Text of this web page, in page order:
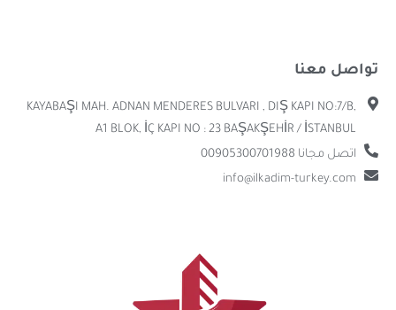
تواصل معنا
KAYABAŞI MAH. ADNAN MENDERES BULVARI , DIŞ KAPI NO:7/B,
A1 BLOK, İÇ KAPI NO : 23 BAŞAKŞEHİR / İSTANBUL
اتصل مجانا 00905300701988
info@ilkadim-turkey.com